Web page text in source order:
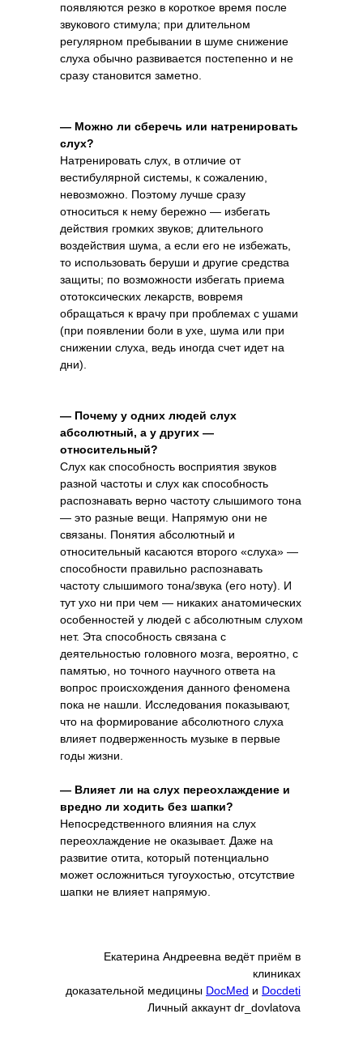
появляются резко в короткое время после
звукового стимула; при длительном
регулярном пребывании в шуме снижение
слуха обычно развивается постепенно и не
сразу становится заметно.
— Можно ли сберечь или натренировать
слух?
Натренировать слух, в отличие от
вестибулярной системы, к сожалению,
невозможно. Поэтому лучше сразу
относиться к нему бережно — избегать
действия громких звуков; длительного
воздействия шума, а если его не избежать,
то использовать беруши и другие средства
защиты; по возможности избегать приема
ототоксических лекарств, вовремя
обращаться к врачу при проблемах с ушами
(при появлении боли в ухе, шума или при
снижении слуха, ведь иногда счет идет на
дни).
— Почему у одних людей слух
абсолютный, а у других —
относительный?
Слух как способность восприятия звуков
разной частоты и слух как способность
распознавать верно частоту слышимого тона
— это разные вещи. Напрямую они не
связаны. Понятия абсолютный и
относительный касаются второго «слуха» —
способности правильно распознавать
частоту слышимого тона/звука (его ноту). И
тут ухо ни при чем — никаких анатомических
особенностей у людей с абсолютным слухом
нет. Эта способность связана с
деятельностью головного мозга, вероятно, с
памятью, но точного научного ответа на
вопрос происхождения данного феномена
пока не нашли. Исследования показывают,
что на формирование абсолютного слуха
влияет подверженность музыке в первые
годы жизни.
— Влияет ли на слух переохлаждение и
вредно ли ходить без шапки?
Непосредственного влияния на слух
переохлаждение не оказывает. Даже на
развитие отита, который потенциально
может осложниться тугоухостью, отсутствие
шапки не влияет напрямую.
Екатерина Андреевна ведёт приём в
клиниках
доказательной медицины DocMed и Doсdeti
Личный аккаунт dr_dovlatova